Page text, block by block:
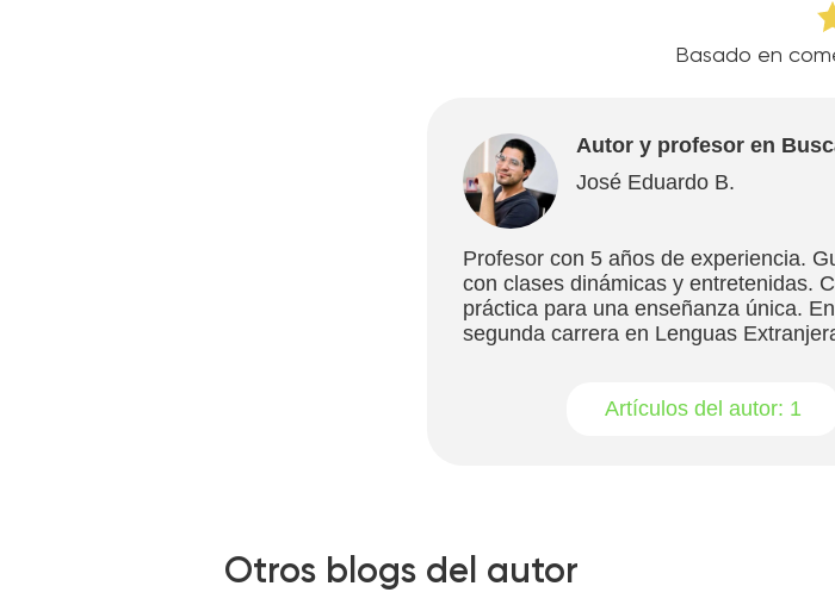
Basado en
Autor y profesor en
José Eduardo B.
Profesor con 5 años de experiencia.
con clases dinámicas y entretenidas.
práctica para una enseñanza única.
segunda carrera en Lenguas
Artículos del autor: 1
Otros blogs del autor